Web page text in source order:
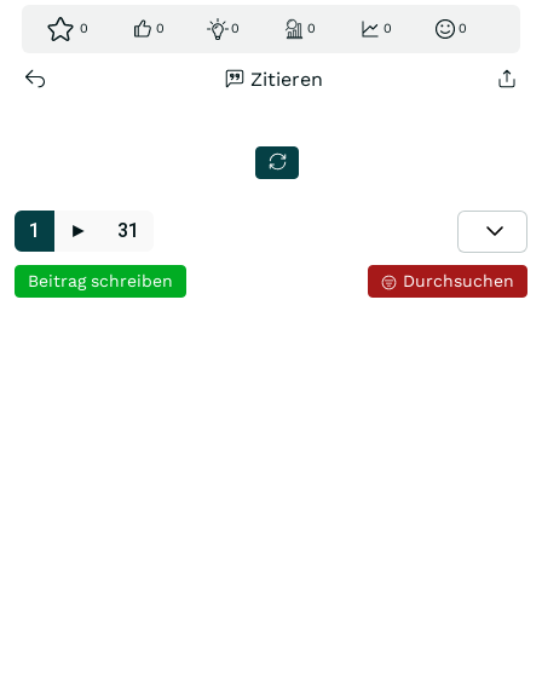
0 0 0 0 0 0
Zitieren
1 ► 31
Durchsuchen
Beitrag schreiben